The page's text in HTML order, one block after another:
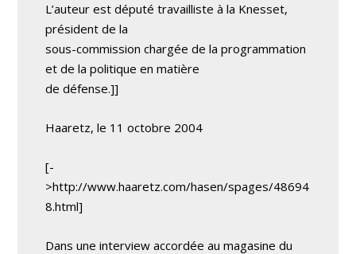
L’auteur est député travailliste à la Knesset,
président de la
sous-commission chargée de la programmation
et de la politique en matière
de défense.]]
Haaretz, le 11 octobre 2004
[-
>http://www.haaretz.com/hasen/spages/48694
8.html]
Dans une interview accordée au magasine du